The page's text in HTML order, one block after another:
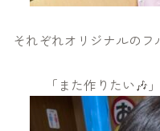
それぞれオリジナルの
「また作りたい🎶